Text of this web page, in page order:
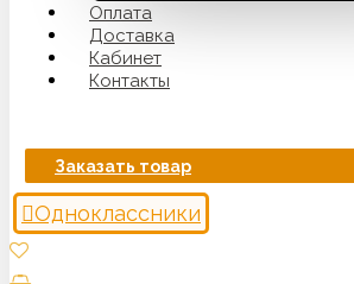
Оплата
Доставка
Кабинет
Контакты
Заказать товар
Одноклассники